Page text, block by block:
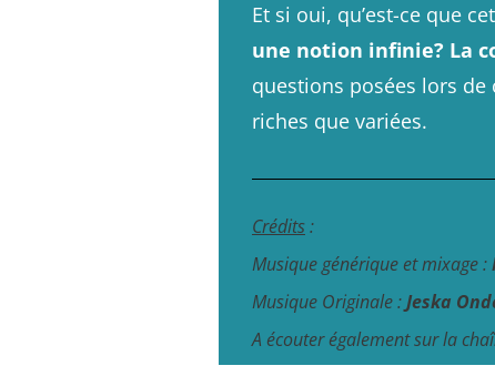
Et si oui, qu’est-ce que
une notion infinie? La
questions posées lors
riches que variées.
Crédits:
Musique générique et mixage :
Musique Originale :Jeska
A écouter également sur la